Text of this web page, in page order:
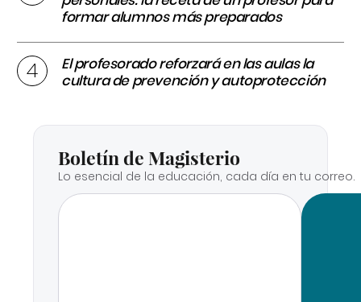
formar alumnos más preparados
El profesorado reforzará en las aulas la
cultura de prevención y autoprotección
Boletín de Magisterio
Lo esencial de la educación, cada día en tu correo.